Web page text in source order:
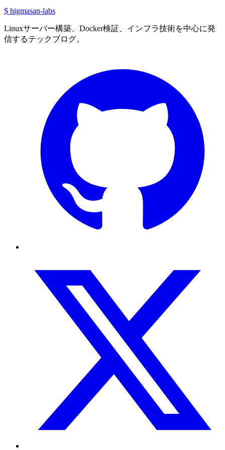
$ higmasan-labs
Linuxサーバー構築、Docker検証、インフラ技術を中心に発
信するテックブログ。